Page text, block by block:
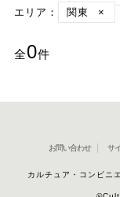
エリア：
関東 ×
全0件
お問い合わせ サ
カルチュア・コンビ